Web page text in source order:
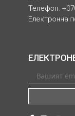
Телефон:
Електронна